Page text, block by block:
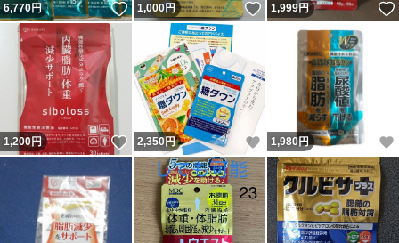
6,770円 いいね！
1,000円 いいね！
1,999円
1,200円 いいね！
2,350 円 いいね！
1,980円